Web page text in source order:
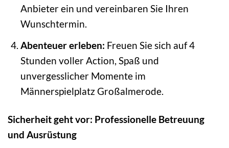
Anbieter ein und vereinbaren Sie Ihren
Wunschtermin.
Abenteuer erleben: Freuen Sie sich auf 4
Stunden voller Action, Spaß und
unvergesslicher Momente im
Männerspielplatz Großalmerode.
Sicherheit geht vor: Professionelle Betreuung
und Ausrüstung